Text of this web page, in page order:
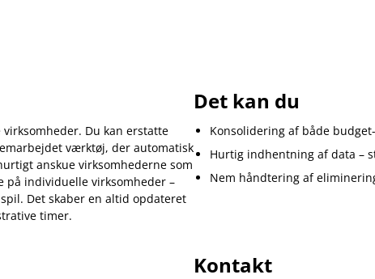
Du kan erstatte
værktøj, der automatisk
anskue virksomhederne som
på individuelle virksomheder –
Det skaber en altid opdateret
timer.
Det kan du
Konsolidering af både
Hurtig indhentning af data –
Nem håndtering af
Kontakt